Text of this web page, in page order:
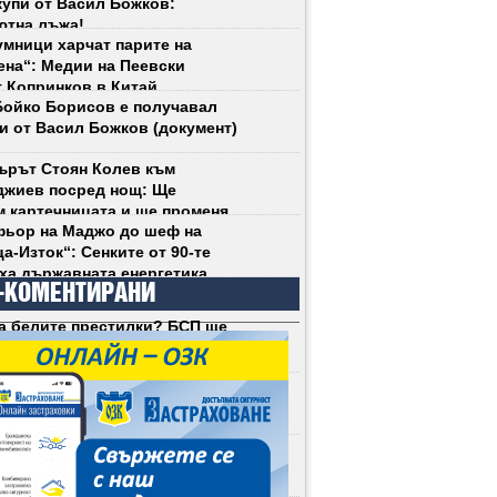
лъжа!
харчат парите на
Медии на Пеевски
Копринков в Китай
Борисов е получавал
от Васил Божков (документ)
Стоян Колев към
посред нощ: Ще
картечницата и ще променя
рязко!на Маджо до шеф на
Изток“: Сенките от 90-те
държавната енергетика
КОМЕНТИРАНИ
белите престилки? БСП ще
у нас (снимки)
е сигурен: Андрей
е президент на България
Даниил прекъсна литургия
срещу